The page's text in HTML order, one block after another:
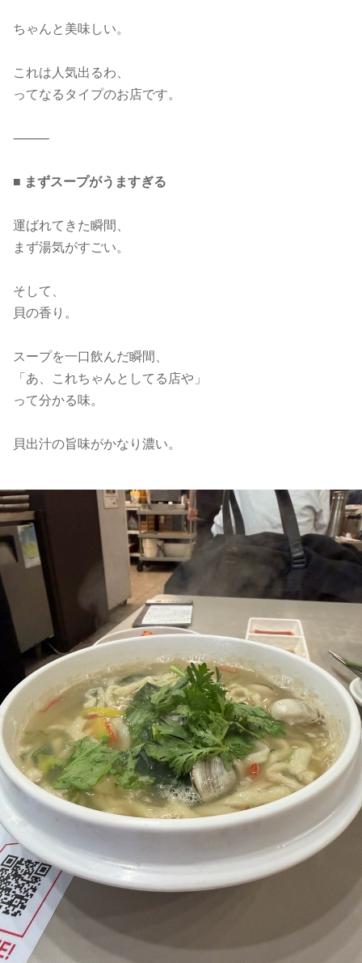
ちゃんと美味しい。
これは人気出るわ、
ってなるタイプのお店です。
⸻
■ まずスープがうますぎる
運ばれてきた瞬間、
まず湯気がすごい。
そして、
貝の香り。
スープを一口飲んだ瞬間、
「あ、これちゃんとしてる店や」
って分かる味。
貝出汁の旨味がかなり濃い。